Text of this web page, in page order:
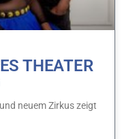
THEATER
neuem Zirkus zeigt